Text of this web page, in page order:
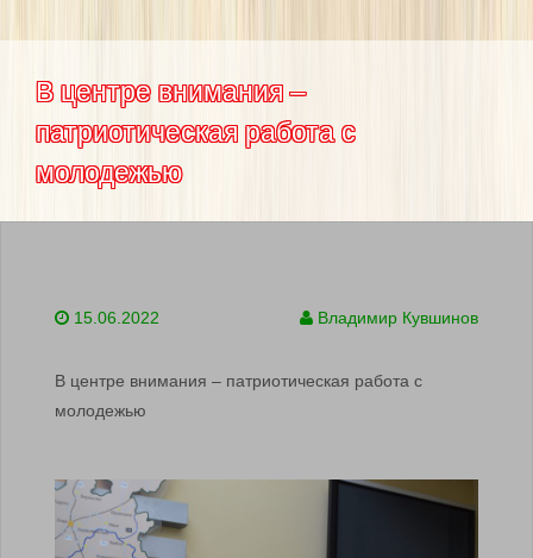
В центре внимания –
патриотическая работа с
молодежью
15.06.2022 Владимир Кувшинов
В центре внимания – патриотическая работа с
молодежью